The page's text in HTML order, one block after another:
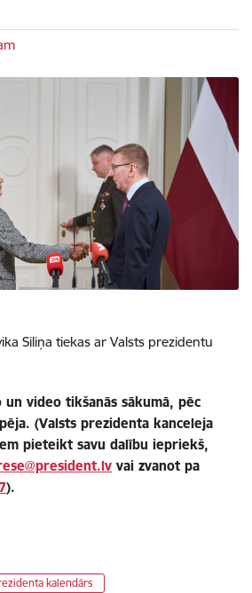
Siliņa tiekas ar Valsts prezidentu
video tikšanās sākumā, pēc
(Valsts prezidenta kanceleja
pieteikt savu dalību iepriekš,
vai zvanot pa
).
kalendārs